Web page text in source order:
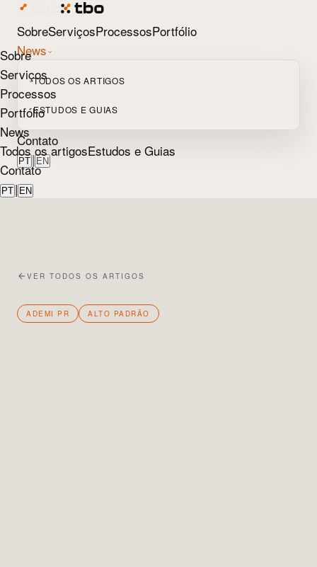
SobreServiçosProcessosPortfólio
News
TODOS OS ARTIGOS
ESTUDOS E GUIAS
Contato
PT | EN
Sobre
Serviços
Processos
Portfólio
News
Todos os artigosEstudos e Guias
Contato
PT | EN
VER TODOS OS ARTIGOS
ADEMI PR ALTO PADRÃO